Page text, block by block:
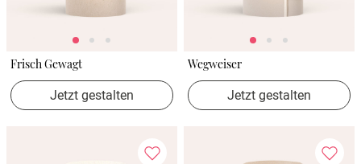
Frisch Gewagt
Jetzt gestalten
Wegweiser
Jetzt gestalten